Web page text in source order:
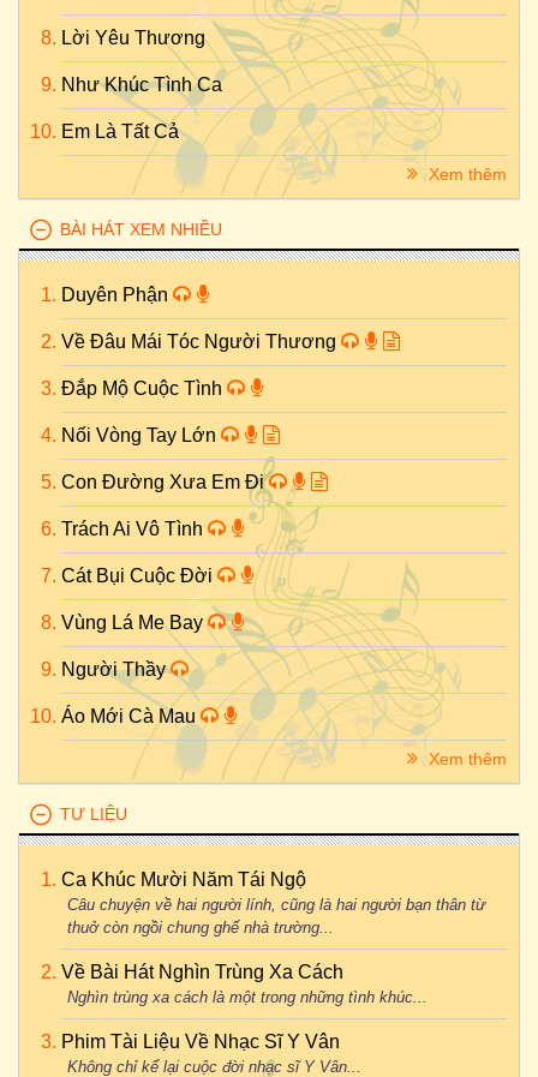
Lời Yêu Thương
Như Khúc Tình Ca
Em Là Tất Cả
Xem thêm
BÀI HÁT XEM NHIỀU
Duyên Phận
Về Đâu Mái Tóc Người Thương
Đắp Mộ Cuộc Tình
Nối Vòng Tay Lớn
Con Đường Xưa Em Đi
Trách Ai Vô Tình
Cát Bụi Cuộc Đời
Vùng Lá Me Bay
Người Thầy
Áo Mới Cà Mau
Xem thêm
TƯ LIỆU
Ca Khúc Mười Năm Tái Ngộ
Câu chuyện về hai người lính, cũng là hai người bạn thân từ
thuở còn ngồi chung ghế nhà trường...
Về Bài Hát Nghìn Trùng Xa Cách
Nghìn trùng xa cách là một trong những tình khúc...
Phim Tài Liệu Về Nhạc Sĩ Y Vân
Không chỉ kể lại cuộc đời nhạc sĩ Y Vân...